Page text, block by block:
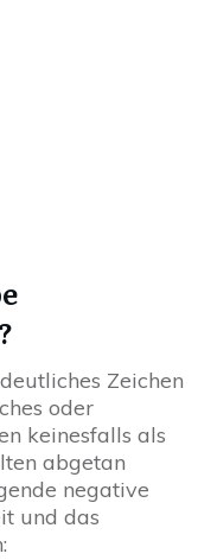
Zeichen
oder
keinesfalls als
abgetan
negative
und das